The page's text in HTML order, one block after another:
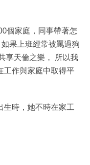
個家庭，同事帶著怎
果上班經常被罵過狗
享天倫之樂， 所以我
工作與家庭中取得平
生時，她不時在家工